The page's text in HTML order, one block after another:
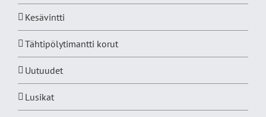
Kesävintti
Tähtipölytimantti korut
Uutuudet
Lusikat